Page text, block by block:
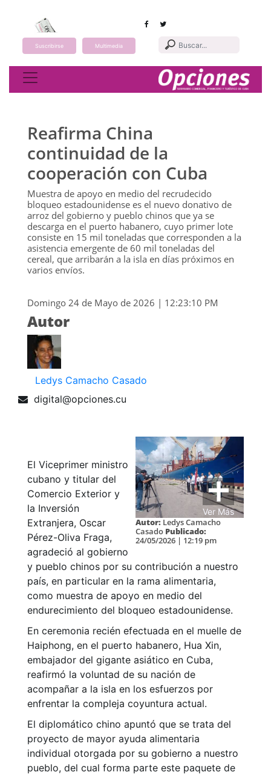
Suscribirse Multimedia
Toggle navigation
Reafirma China
continuidad de la
cooperación con Cuba
Muestra de apoyo en medio del recrudecido
bloqueo estadounidense es el nuevo donativo de
arroz del gobierno y pueblo chinos que ya se
descarga en el puerto habanero, cuyo primer lote
consiste en 15 mil toneladas que corresponden a la
asistencia emergente de 60 mil toneladas del
cereal, que arribarán a la isla en días próximos en
varios envíos.
Domingo 24 de Mayo de 2026 | 12:23:10 PM
Autor
Ledys Camacho Casado
digital@opciones.cu
Ver Más
Autor: Ledys Camacho
Casado Publicado:
24/05/2026 | 12:19 pm
El Viceprimer ministro
cubano y titular del
Comercio Exterior y
la Inversión
Extranjera, Oscar
Pérez-Oliva Fraga,
agradeció al gobierno
y pueblo chinos por su contribución a nuestro
país, en particular en la rama alimentaria,
como muestra de apoyo en medio del
endurecimiento del bloqueo estadounidense.
En ceremonia recién efectuada en el muelle de
Haiphong, en el puerto habanero, Hua Xin,
embajador del gigante asiático en Cuba,
reafirmó la voluntad de su nación de
acompañar a la isla en los esfuerzos por
enfrentar la compleja coyuntura actual.
El diplomático chino apuntó que se trata del
proyecto de mayor ayuda alimentaria
individual otorgada por su gobierno a nuestro
pueblo, del cual forma parte este paquete de